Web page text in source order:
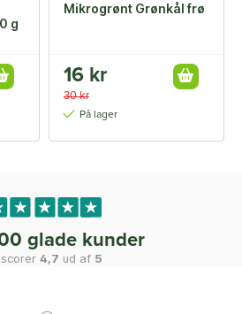
g
Mikrogrønt Grønkål frø
16 kr
30 kr
På lager
glade kunder
4,7 ud af 5